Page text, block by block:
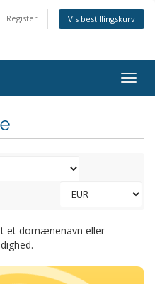
Register Vis bestillingskurv
et domænenavn eller